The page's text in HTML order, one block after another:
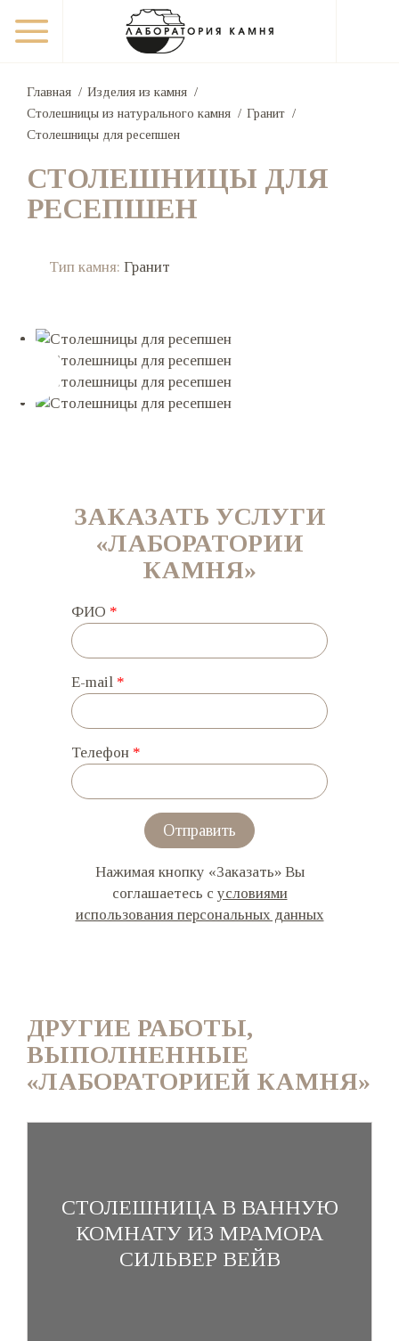
Главная
Изделия из камня
Столешницы из натурального камня
Гранит
Столешницы для ресепшен
СТОЛЕШНИЦЫ ДЛЯ
РЕСЕПШЕН
Тип камня: Гранит
ЗАКАЗАТЬ УСЛУГИ
«ЛАБОРАТОРИИ
КАМНЯ»
ФИО *
E-mail *
Телефон *
Отправить
Нажимая кнопку «Заказать» Вы
соглашаетесь с условиями
использования персональных данных
ДРУГИЕ РАБОТЫ,
ВЫПОЛНЕННЫЕ
«ЛАБОРАТОРИЕЙ КАМНЯ»
СТОЛЕШНИЦА В ВАННУЮ
КОМНАТУ ИЗ МРАМОРА
СИЛЬВЕР ВЕЙВ